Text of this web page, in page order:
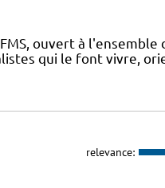
ouvert à l'ensemble
qui le font vivre,
relevance: